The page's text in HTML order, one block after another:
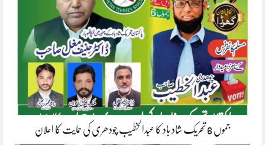
جموں 6 تحریک شاد باد کا عبدالخطیب چودھری کی حمایت کا اعلان